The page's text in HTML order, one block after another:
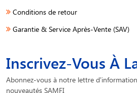
Conditions de retour
Garantie & Service Après-Vente (SAV)
Inscrivez-Vous À
Abonnez-vous à notre lettre
nouveautés SAMFI